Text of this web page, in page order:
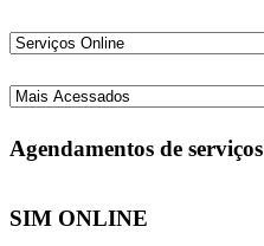
Agendamentos de serviços
SIM ONLINE